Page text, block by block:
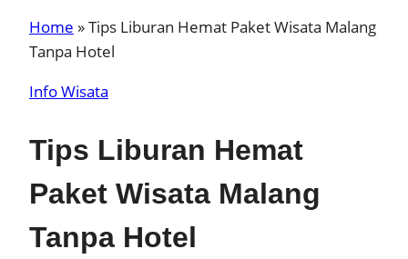
Home »Tips Liburan Hemat Paket Wisata Malang
Tanpa Hotel
Info Wisata
Tips Liburan Hemat
Paket Wisata Malang
Tanpa Hotel